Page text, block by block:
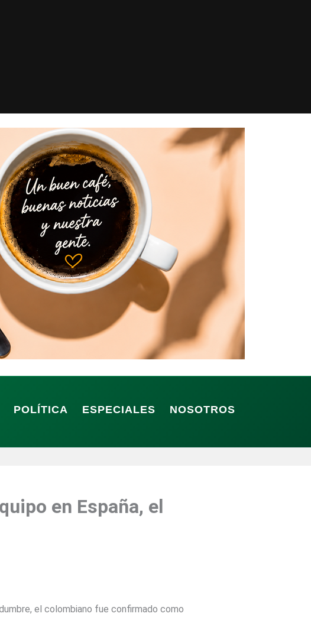
POLÍTICA ESPECIALES
NOSOTROS
en España, el
el colombiano fue confirmado como